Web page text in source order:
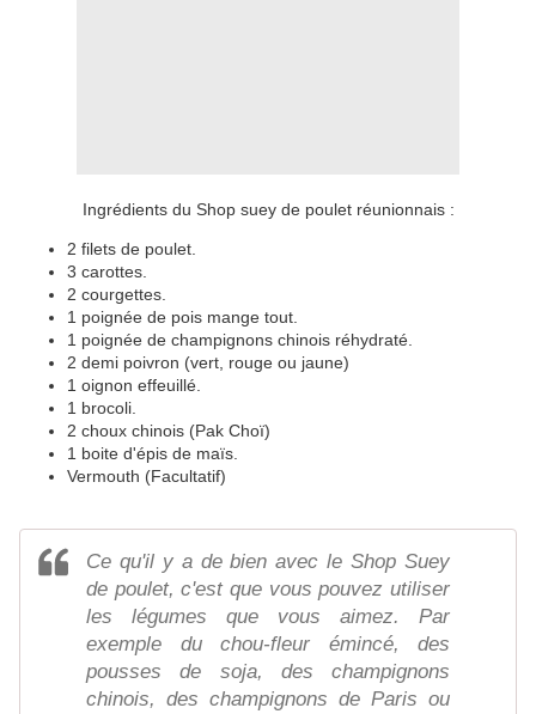
Ingrédients du Shop suey de poulet réunionnais :
2 filets de poulet.
3 carottes.
2 courgettes.
1 poignée de pois mange tout.
1 poignée de champignons chinois réhydraté.
2 demi poivron (vert, rouge ou jaune)
1 oignon effeuillé.
1 brocoli.
2 choux chinois (Pak Choï)
1 boite d'épis de maïs.
Vermouth (Facultatif)
Ce qu'il y a de bien avec le Shop Suey
de poulet, c'est que vous pouvez utiliser
les légumes que vous aimez. Par
exemple du chou-fleur émincé, des
pousses de soja, des champignons
chinois, des champignons de Paris ou